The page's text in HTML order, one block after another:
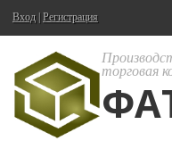
Вход Регистрация
торговая